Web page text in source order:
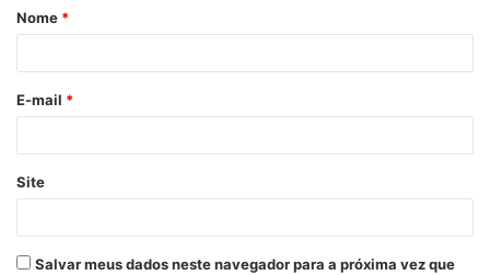
r
*
Nome *
E-mail *
Site
Salvar meus dados neste navegador para a próxima vez que